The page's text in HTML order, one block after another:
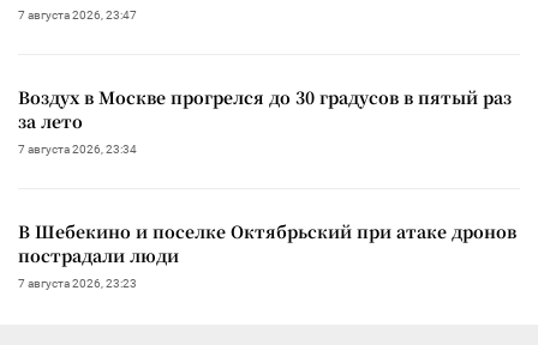
7 августа 2026, 23:47
Воздух в Москве прогрелся до 30 градусов в пятый раз
за лето
7 августа 2026, 23:34
В Шебекино и поселке Октябрьский при атаке дронов
пострадали люди
7 августа 2026, 23:23